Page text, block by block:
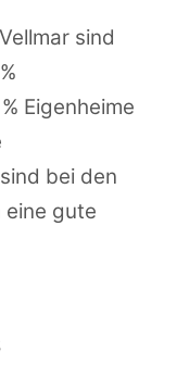
sind
Eigenheime
bei den
eine gute